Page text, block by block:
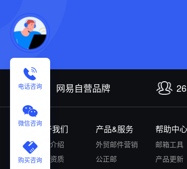
电话咨询
微信咨询
购买咨询
网易自营品牌
关于我们
公司介绍
认证资质
产品&服务
外贸邮件营销
公正邮
帮助中心
邮箱工具
产品更新